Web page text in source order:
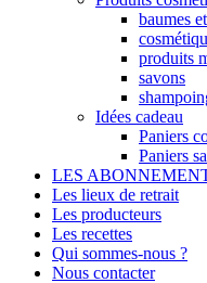
baumes
produits
savons
Idées cadeau
Paniers
Paniers
LES
Les lieux de retrait
Les producteurs
Les recettes
Qui sommes-nous ?
Nous contacter